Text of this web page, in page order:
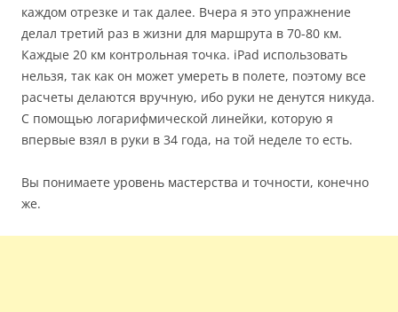
каждом отрезке и так далее. Вчера я это упражнение
делал третий раз в жизни для маршрута в 70-80 км.
Каждые 20 км контрольная точка. iPad использовать
нельзя, так как он может умереть в полете, поэтому все
расчеты делаются вручную, ибо руки не денутся никуда.
С помощью логарифмической линейки, которую я
впервые взял в руки в 34 года, на той неделе то есть.
Вы понимаете уровень мастерства и точности, конечно
же.